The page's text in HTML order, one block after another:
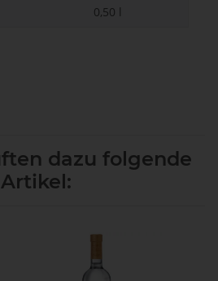
0,50 l
dazu folgende
Artikel: